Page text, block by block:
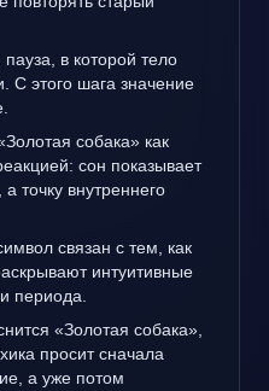
в которой тело
С этого шага значение
собака» как
сон показывает
точку внутреннего
связан с тем, как
интуитивные
периода.
«Золотая собака»,
просит сначала
а уже потом